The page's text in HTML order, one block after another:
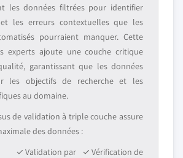
les données filtrées pour identifier
les erreurs contextuelles que les
pourraient manquer. Cette
experts ajoute une couche critique
garantissant que les données
les objectifs de recherche et les
au domaine.
de validation à triple couche assure
des données :
✓ Validation par
✓ Vérification de